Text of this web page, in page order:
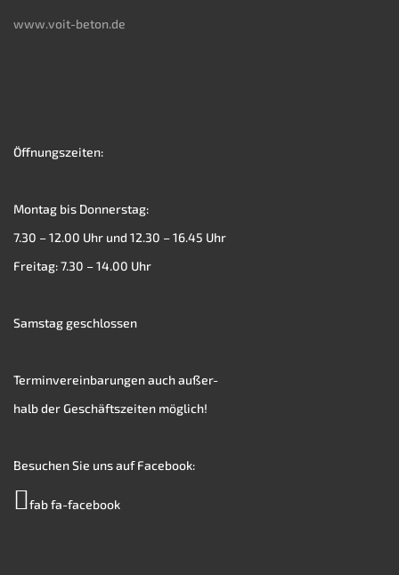
www.voit-beton.de
Öffnungszeiten:
Montag bis Donnerstag:
7.30 – 12.00 Uhr und 12.30 – 16.45 Uhr
Freitag: 7.30 – 14.00 Uhr
Samstag geschlossen
Terminvereinbarungen auch außer-
halb der Geschäftszeiten möglich!
Besuchen Sie uns auf Facebook:
fab fa-facebook